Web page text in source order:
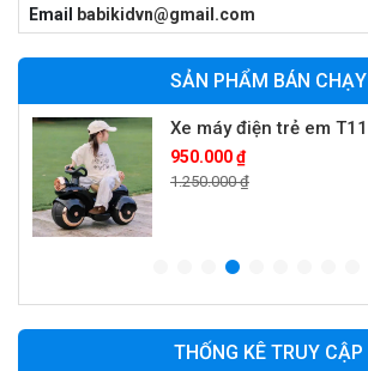
Email babikidvn@gmail.com
SẢN PHẨM BÁN CHẠY
900.000 ₫
Xe máy điện trẻ em
950.000 ₫
1.250.000 ₫
Xe điện trẻ em 7017
THỐNG KÊ TRUY CẬP